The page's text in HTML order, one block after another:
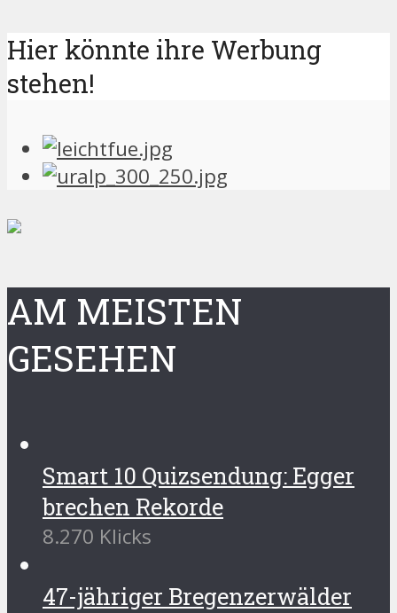
Hier könnte ihre Werbung
stehen!
AM MEISTEN
GESEHEN
Smart 10 Quizsendung: Egger
brechen Rekorde
8.270 Klicks
47-jähriger Bregenzerwälder